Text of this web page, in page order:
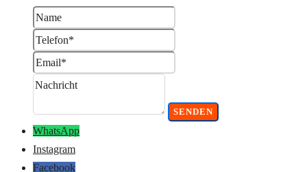
WhatsApp
Instagram
Facebook